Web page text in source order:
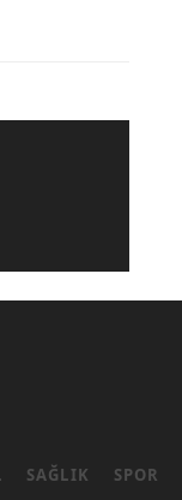
SAĞLIK SPOR